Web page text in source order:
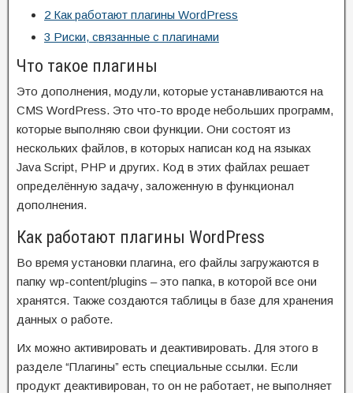
2 Как работают плагины WordPress
3 Риски, связанные с плагинами
Что такое плагины
Это дополнения, модули, которые устанавливаются на
CMS WordPress. Это что-то вроде небольших программ,
которые выполняю свои функции. Они состоят из
нескольких файлов, в которых написан код на языках
Java Script, PHP и других. Код в этих файлах решает
определённую задачу, заложенную в функционал
дополнения.
Как работают плагины WordPress
Во время установки плагина, его файлы загружаются в
папку wp-content/plugins – это папка, в которой все они
хранятся. Также создаются таблицы в базе для хранения
данных о работе.
Их можно активировать и деактивировать. Для этого в
разделе “Плагины” есть специальные ссылки. Если
продукт деактивирован, то он не работает, не выполняет